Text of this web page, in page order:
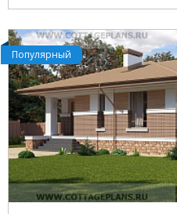
Популярный